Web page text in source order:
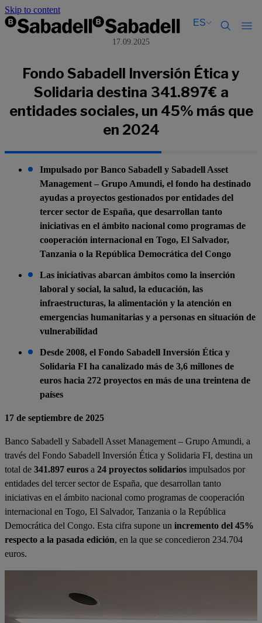
Skip to content
ES
English
Español
English
Español
17.09.2025
Fondo Sabadell Inversión Ética y
Solidaria destina 341.897€ a
entidades sociales, un 45% más que
en 2024
Impulsado por Banco Sabadell y Sabadell Asset
Management – Grupo Amundi, el fondo ha destinado
ayudas a proyectos gestionados por entidades del
tercer sector de España, que desarrollan tanto
iniciativas en el ámbito nacional como programas de
cooperación internacional en Togo, El Salvador,
Tanzania o la República Democrática del Congo
Las iniciativas abarcan ámbitos como la inserción
laboral y social, la salud, la educación, las
infraestructuras, la alimentación y la atención en
emergencias humanitarias y a personas en situación de
vulnerabilidad
Desde 2008, el Fondo Sabadell Inversión Ética y
Solidaria FI ha canalizado más de 3,6 millones de
euros hacia 272 proyectos en más de una treintena de
países
17 de septiembre de 2025
Banco Sabadell y Sabadell Asset Management – Grupo Amundi, a
través del Fondo Sabadell Inversión Ética y Solidaria FI, destina un
total de 341.897 euros a 24 proyectos solidarios impulsados por
entidades del tercer sector de España, que desarrollan tanto
iniciativas en el ámbito nacional como programas de cooperación
internacional en Togo, El Salvador, Tanzania o la República
Democrática del Congo. Esta cifra supone un incremento del 45%
respecto a la pasada edición, en la que se concedieron 234.704
euros.